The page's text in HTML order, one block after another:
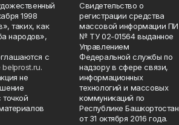
1998
таких, как
народов»,
с
belprost.ru.
не
Свидетельство о
регистрации средства
массовой информации ПИ
№ ТУ 02-01564 выданное
Управлением
Федеральной службы по
надзору в сфере связи,
информационных
технологий и массовых
коммуникаций по
Республике Башкортостан
от 31 октября 2016 года.